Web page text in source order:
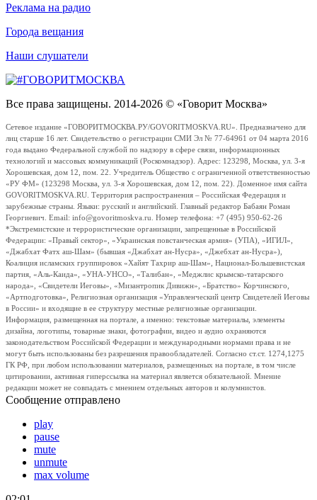
Реклама на радио
Города вещания
Наши слушатели
Все права защищены. 2014-2026 © «Говорит Москва»
Сетевое издание «ГОВОРИТМОСКВА.РУ/GOVORITMOSKVA.RU». Предназначено для
лиц старше 16 лет. Свидетельство о регистрации СМИ Эл № 77-64961 от 04 марта 2016
года выдано Федеральной службой по надзору в сфере связи, информационных
технологий и массовых коммуникаций (Роскомнадзор). Адрес: 123298, Москва, ул. 3-я
Хорошевская, дом 12, пом. 22. Учредитель Общество с ограниченной ответственностью
«РУ ФМ» (123298 Москва, ул. 3-я Хорошевская, дом 12, пом. 22). Доменное имя сайта
GOVORITMOSKVA.RU. Территория распространения – Российская Федерация и
зарубежные страны. Языки: русский и английский. Главный редактор Бабаян Роман
Георгиевич. Email: info@govoritmoskva.ru. Номер телефона: +7 (495) 950-62-26
*Экстремистские и террористические организации, запрещенные в Российской
Федерации: «Правый сектор», «Украинская повстанческая армия» (УПА), «ИГИЛ»,
«Джабхат Фатх аш-Шам» (бывшая «Джабхат ан-Нусра», «Джебхат ан-Нусра»),
Коалиция исламских группировок «Хайят Тахрир аш-Шам», Национал-Большевистская
партия, «Аль-Каида», «УНА-УНСО», «Талибан», «Меджлис крымско-татарского
народа», «Свидетели Иеговы», «Мизантропик Дивижн», «Братство» Корчинского,
«Артподготовка», Религиозная организация «Управленческий центр Свидетелей Иеговы
в России» и входящие в ее структуру местные религиозные организации.
Информация, размещенная на портале, а именно: текстовые материалы, элементы
дизайна, логотипы, товарные знаки, фотографии, видео и аудио охраняются
законодательством Российской Федерации и международными нормами права и не
могут быть использованы без разрешения правообладателей. Согласно ст.ст. 1274,1275
ГК РФ, при любом использовании материалов, размещенных на портале, в том числе
цитировании, активная гиперссылка на материал является обязательной. Мнение
редакции может не совпадать с мнением отдельных авторов и колумнистов.
Сообщение отправлено
play
pause
mute
unmute
max volume